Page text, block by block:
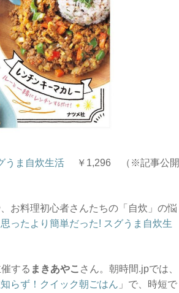
うま自炊生活 ￥1,296 （※記事公開
お料理初心者さんたちの「自炊」の悩
ったより簡単だった! スグうま自炊生
する まきあやこ さん。朝時間.jpでは、
らず！クイック朝ごはん 」で、時短で